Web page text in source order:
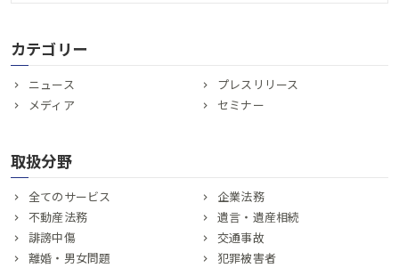
カテゴリー
ニュース
プレスリリース
メディア
セミナー
取扱分野
全てのサービス
企業法務
不動産法務
遺言・遺産相続
誹謗中傷
交通事故
離婚・男女問題
犯罪被害者